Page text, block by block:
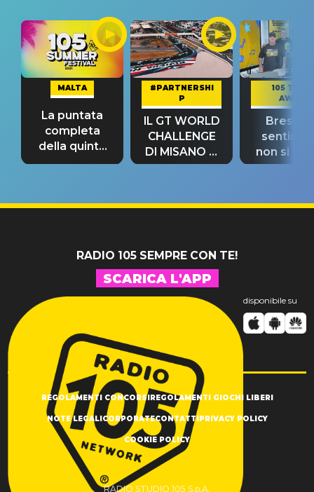
MALTA
La puntata
completa
della quinta
tappa
#PARTNERSHI
P
IL GT WORLD
CHALLENGE
DI MISANO si
riconferma
105 TAKE
AWAY
Bresh:
non si
fino alla
RADIO 105 SEMPRE CON TE!
SCARICA L'APP
disponibile su
REGOLAMENTI CONCORSI REGOLAMENTI GIOCHI LIBERI
NOTE LEGALI CORPORATECONTATTI PRIVACY POLICY
COOKIE POLICY
RADIO STUDIO 105 S.p.A.